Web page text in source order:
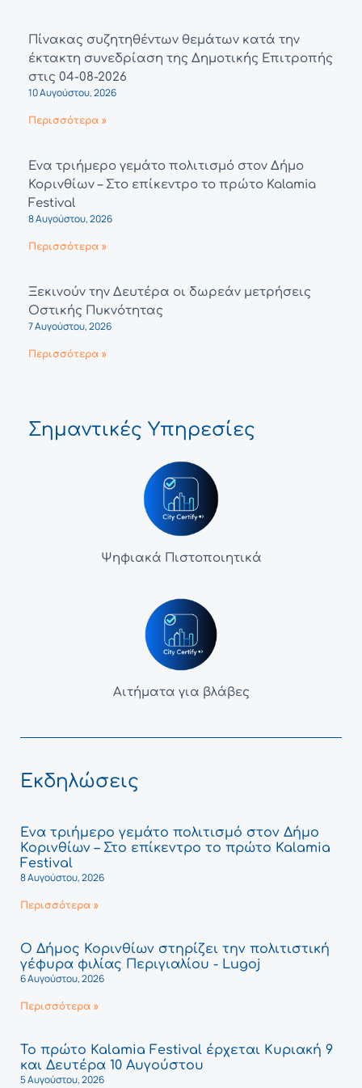
Πίνακας συζητηθέντων θεμάτων κατά την
έκτακτη συνεδρίαση της Δημοτικής Επιτροπής
στις 04-08-2026
10 Αυγούστου, 2026
Περισσότερα »
Ένα τριήμερο γεμάτο πολιτισμό στον Δήμο
Κορινθίων – Στο επίκεντρο το πρώτο Kalamia
Festival
8 Αυγούστου, 2026
Περισσότερα »
Ξεκινούν την Δευτέρα οι δωρεάν μετρήσεις
Οστικής Πυκνότητας
7 Αυγούστου, 2026
Περισσότερα »
Σημαντικές Υπηρεσίες
Ψηφιακά Πιστοποιητικά
Αιτήματα για βλάβες
Εκδηλώσεις
Ένα τριήμερο γεμάτο πολιτισμό στον Δήμο
Κορινθίων – Στο επίκεντρο το πρώτο Kalamia
Festival
8 Αυγούστου, 2026
Περισσότερα »
Ο Δήμος Κορινθίων στηρίζει την πολιτιστική
γέφυρα φιλίας Περιγιαλίου - Lugoj
6 Αυγούστου, 2026
Περισσότερα »
Το πρώτο Kalamia Festival έρχεται Κυριακή 9
και Δευτέρα 10 Αυγούστου
5 Αυγούστου, 2026